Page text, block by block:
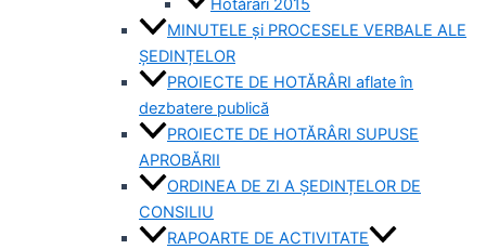
MINUTELE și PROCESELE VERBALE ALE
ȘEDINȚELOR
PROIECTE DE HOTĂRÂRI aflate în
dezbatere publică
PROIECTE DE HOTĂRÂRI SUPUSE
APROBĂRII
ORDINEA DE ZI A ȘEDINȚELOR DE
CONSILIU
RAPOARTE DE ACTIVITATE